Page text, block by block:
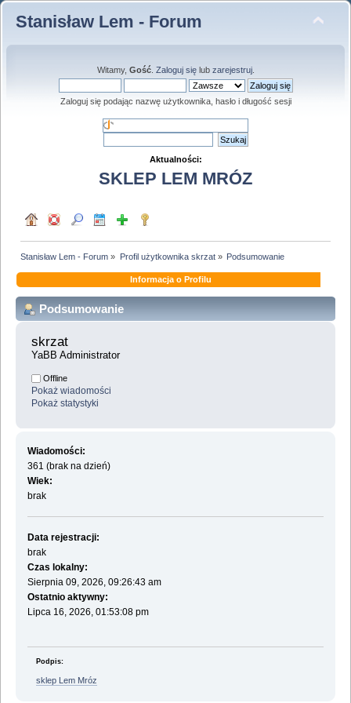
Stanisław Lem - Forum
Witamy, Gość. Zaloguj sięlub zarejestruj.
Zaloguj się podając nazwę użytkownika, hasło i długość sesji
Aktualności:
SKLEP LEM MRÓZ
Stanisław Lem - Forum » Profil użytkownika skrzat» Podsumowanie
Informacja o Profilu
Podsumowanie
skrzat
YaBB Administrator
Offline
Pokaż wiadomości
Pokaż statystyki
Wiadomości:
361 (brak na dzień)
Wiek:
brak
Data rejestracji:
brak
Czas lokalny:
Sierpnia 09, 2026, 09:26:43 am
Ostatnio aktywny:
Lipca 16, 2026, 01:53:08 pm
Podpis:
sklep Lem Mróz